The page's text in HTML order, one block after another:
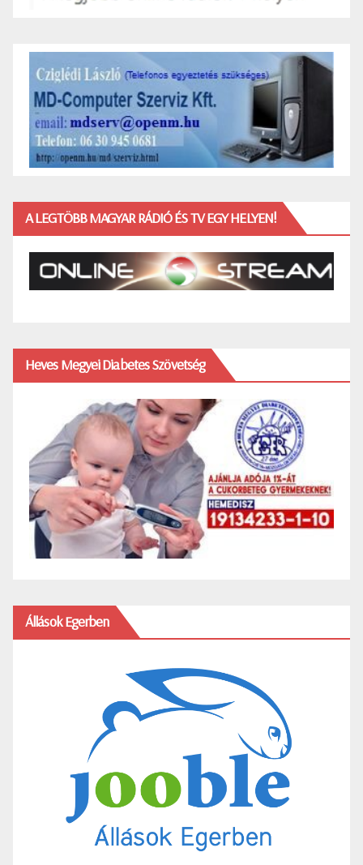
A LEGTÖBB MAGYAR RÁDIÓ ÉS TV EGY HELYEN!
Heves Megyei Diabetes Szövetség
Állások Egerben